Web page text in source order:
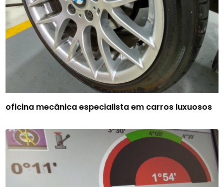
oficina mecânica especialista em carros luxuosos